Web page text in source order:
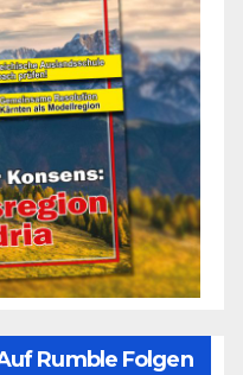
Rumble Folgen